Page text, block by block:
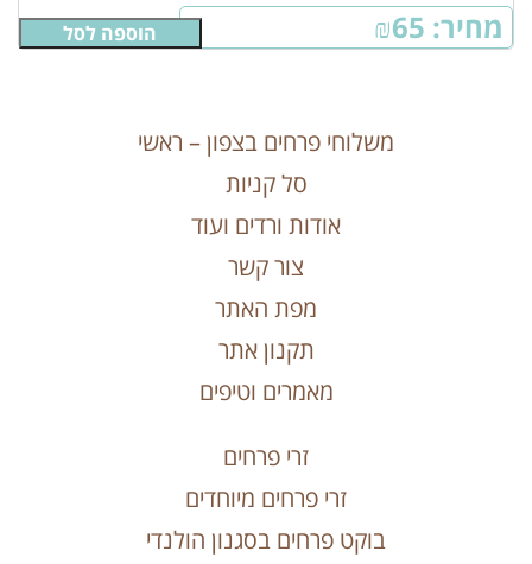
מחיר: ₪65 הוספה לסל
משלוחי פרחים בצפון – ראשי
סל קניות
אודות ורדים ועוד
צור קשר
מפת האתר
תקנון אתר
מאמרים וטיפים
זרי פרחים
זרי פרחים מיוחדים
בוקט פרחים בסגנון הולנדי